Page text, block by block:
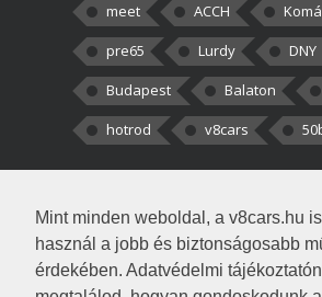
Mint minden weboldal, a v8cars.hu
használ a jobb és biztonságosabb
érdekében. Adatvédelmi
meet ACCH
pre65
Lurdy
DNY
Budapest
Balaton
hotrod
v8cars
kortisz:Elszúrtam! Én
darabbaal számoltam. Nem tudtam,